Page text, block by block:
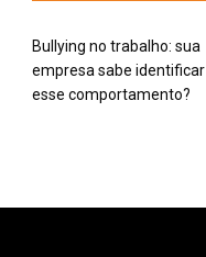
Bullying no trabalho: sua
empresa sabe identificar
esse comportamento?